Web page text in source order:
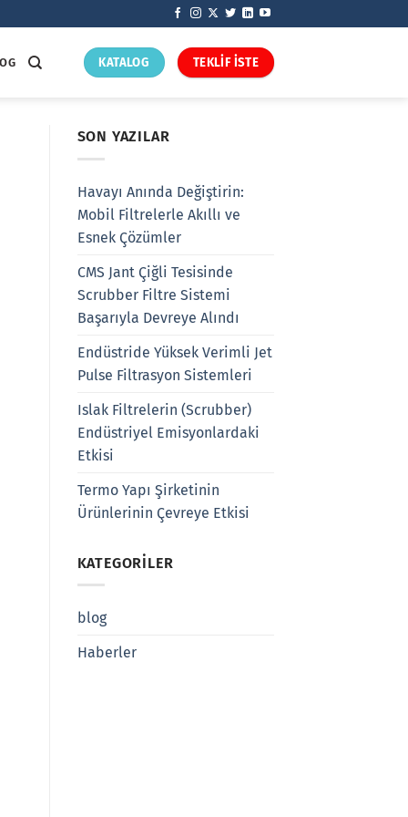
KATALOG TEKLİF İSTE
SON YAZILAR
Havayı Anında Değiştirin:
Mobil Filtrelerle Akıllı ve
Esnek Çözümler
CMS Jant Çiğli Tesisinde
Scrubber Filtre Sistemi
Başarıyla Devreye Alındı
Endüstride Yüksek Verimli Jet
Pulse Filtrasyon Sistemleri
Islak Filtrelerin (Scrubber)
Endüstriyel Emisyonlardaki
Etkisi
Termo Yapı Şirketinin
Ürünlerinin Çevreye Etkisi
KATEGORILER
blog
Haberler